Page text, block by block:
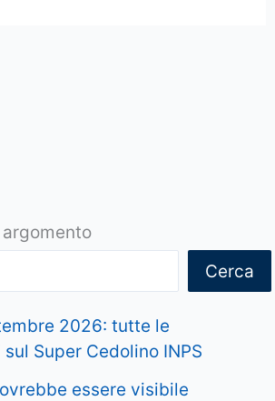
Cerca
2026: tutte le
Super Cedolino INPS
essere visibile